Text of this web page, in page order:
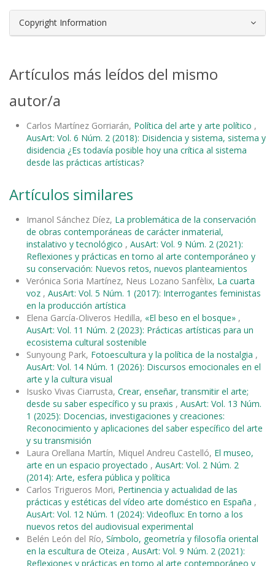
Copyright Information
Artículos más leídos del mismo
autor/a
Carlos Martínez Gorriarán, Política del arte y arte político ,
AusArt: Vol. 6 Núm. 2 (2018): Disidencia y sistema, sistema y
disidencia ¿Es todavía posible hoy una crítica al sistema
desde las prácticas artísticas?
Artículos similares
Imanol Sánchez Díez, La problemática de la conservación
de obras contemporáneas de carácter inmaterial,
instalativo y tecnológico , AusArt: Vol. 9 Núm. 2 (2021):
Reflexiones y prácticas en torno al arte contemporáneo y
su conservación: Nuevos retos, nuevos planteamientos
Verónica Soria Martínez, Neus Lozano Sanfèlix, La cuarta
voz , AusArt: Vol. 5 Núm. 1 (2017): Interrogantes feministas
en la producción artística
Elena García-Oliveros Hedilla, «El beso en el bosque» ,
AusArt: Vol. 11 Núm. 2 (2023): Prácticas artísticas para un
ecosistema cultural sostenible
Sunyoung Park, Fotoescultura y la política de la nostalgia ,
AusArt: Vol. 14 Núm. 1 (2026): Discursos emocionales en el
arte y la cultura visual
Isusko Vivas Ciarrusta, Crear, enseñar, transmitir el arte;
desde su saber específico y su praxis , AusArt: Vol. 13 Núm.
1 (2025): Docencias, investigaciones y creaciones:
Reconocimiento y aplicaciones del saber específico del arte
y su transmisión
Laura Orellana Martín, Miquel Andreu Castelló, El museo,
arte en un espacio proyectado , AusArt: Vol. 2 Núm. 2
(2014): Arte, esfera pública y política
Carlos Trigueros Mori, Pertinencia y actualidad de las
prácticas y estéticas del vídeo arte doméstico en España ,
AusArt: Vol. 12 Núm. 1 (2024): Videoflux: En torno a los
nuevos retos del audiovisual experimental
Belén León del Río, Símbolo, geometría y filosofía oriental
en la escultura de Oteiza , AusArt: Vol. 9 Núm. 2 (2021):
Reflexiones y prácticas en torno al arte contemporáneo y